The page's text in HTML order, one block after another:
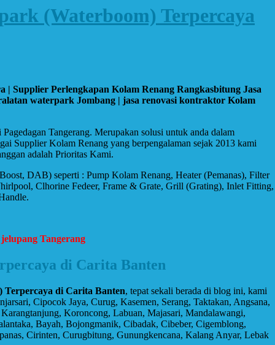
(Waterboom) Terpercaya
Supplier Perlengkapan Kolam Renang Rangkasbitung Jasa
waterpark Jombang | jasa renovasi kontraktor Kolam
Tangerang. Merupakan solusi untuk anda dalam
Supplier Kolam Renang yang berpengalaman sejak 2013 kami
adalah Prioritas Kami.
DAB) seperti : Pump Kolam Renang, Heater (Pemanas), Filter
Clhorine Fedeer, Frame & Grate, Grill (Grating), Inlet Fitting,
Tangerang
di Carita Banten
Terpercaya di Carita Banten, tepat sekali berada di blog ini, kami
Cipocok Jaya, Curug, Kasemen, Serang, Taktakan, Angsana,
Koroncong, Labuan, Majasari, Mandalawangi,
Bayah, Bojongmanik, Cibadak, Cibeber, Cigemblong,
Cirinten, Curugbitung, Gunungkencana, Kalang Anyar, Lebak